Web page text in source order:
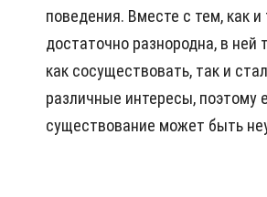
поведения. Вместе с тем, как и
достаточно разнородна, в ней
как сосуществовать, так и
различные интересы, поэтому
существование может быть